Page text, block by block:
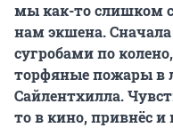
мы как-то слишком
нам экшена.
сугробами по
торфяные пожары в
Сайлентхилла.
то в кино, привнёс